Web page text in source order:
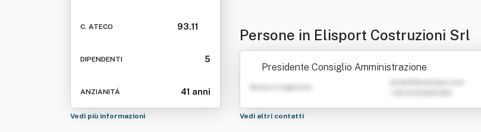
C. ATECO 93.11
DIPENDENTI 5
ANZIANITÁ 41 anni
Vedi più informazioni
Persone in Elisport Costruzioni Srl
Presidente Consiglio Amministrazione
Nome e Cognome
Vedi altri contatti